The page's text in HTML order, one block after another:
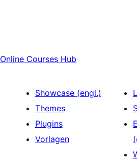
Online Courses Hub
Showcase (engl.)
Themes
Plugins
Vorlagen